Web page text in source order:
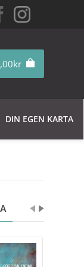
DIN EGEN KARTA